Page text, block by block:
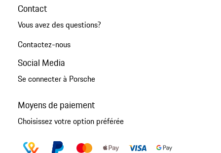
Contact
Vous avez des questions?
Contactez-nous
Social Media
Se connecter à Porsche
Moyens de paiement
Choisissez votre option préférée